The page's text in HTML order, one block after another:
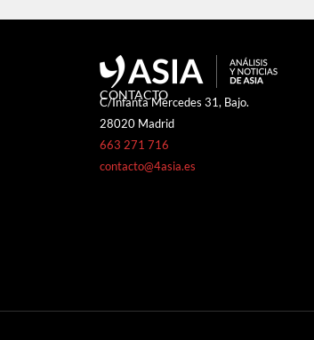
CONTACTO
C/Infanta Mercedes 31, Bajo.
28020 Madrid
663 271 716
contacto@4asia.es